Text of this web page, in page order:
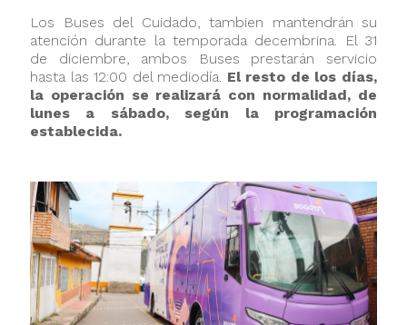
Los Buses del Cuidado, tambien mantendrán su
atención durante la temporada decembrina. El 31
de diciembre, ambos Buses prestarán servicio
hasta las 12:00 del mediodía. El resto de los días,
la operación se realizará con normalidad, de
lunes a sábado, según la programación
establecida.